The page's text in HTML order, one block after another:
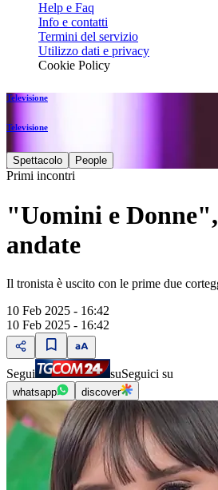
Help e Faq
Info e contatti
Termini del servizio
Utilizzo dati e privacy
Cookie Policy
Televisione
Televisione
Spettacolo People
Primi incontri
"Uomini e Donne",
andate
Il tronista è uscito con le prime due
10 Feb 2025 - 16:42
10 Feb 2025 - 16:42
Segui suSeguici su
whatsapp discover